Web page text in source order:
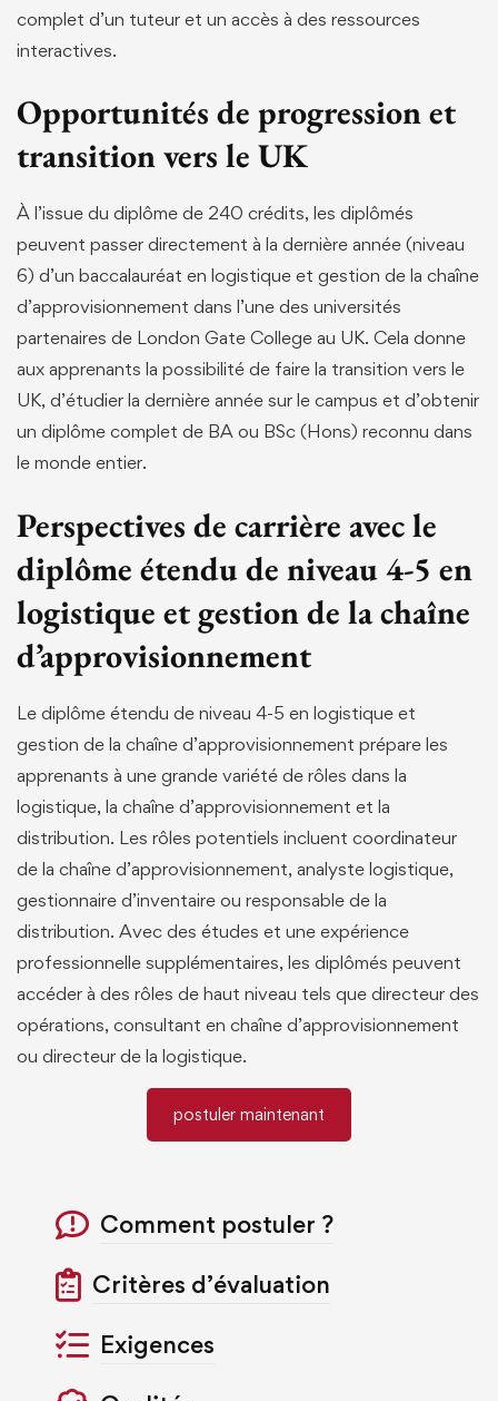
complet d’un tuteur et un accès à des ressources
interactives.
Opportunités de progression et
transition vers le UK
À l’issue du diplôme de 240 crédits, les diplômés
peuvent passer directement à la dernière année (niveau
6) d’un baccalauréat en logistique et gestion de la chaîne
d’approvisionnement dans l’une des universités
partenaires de London Gate College au UK. Cela donne
aux apprenants la possibilité de faire la transition vers le
UK, d’étudier la dernière année sur le campus et d’obtenir
un diplôme complet de BA ou BSc (Hons) reconnu dans
le monde entier.
Perspectives de carrière avec le
diplôme étendu de niveau 4-5 en
logistique et gestion de la chaîne
d’approvisionnement
Le diplôme étendu de niveau 4-5 en logistique et
gestion de la chaîne d’approvisionnement prépare les
apprenants à une grande variété de rôles dans la
logistique, la chaîne d’approvisionnement et la
distribution. Les rôles potentiels incluent coordinateur
de la chaîne d’approvisionnement, analyste logistique,
gestionnaire d’inventaire ou responsable de la
distribution. Avec des études et une expérience
professionnelle supplémentaires, les diplômés peuvent
accéder à des rôles de haut niveau tels que directeur des
opérations, consultant en chaîne d’approvisionnement
ou directeur de la logistique.
postuler maintenant
Comment postuler ?
Critères d’évaluation
Exigences